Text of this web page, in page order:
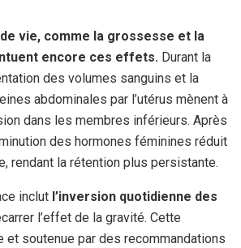
vie, comme la grossesse et la
encore ces effets. Durant la
des volumes sanguins et la
abdominales par l’utérus mènent à
dans les membres inférieurs. Après
des hormones féminines réduit
rendant la rétention plus persistante.
inclut l’inversion quotidienne des
l’effet de la gravité. Cette
et soutenue par des recommandations